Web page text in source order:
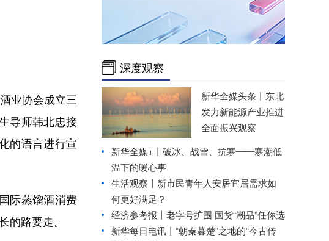
业协会成立三
导师韩北忠接
的语言进行宣
际蒸馏酒消费
的路要走。
深度观察
新华全媒头条丨 东北
发力新能源产业推进
全面振兴观察
新华全媒+丨 破冰、战雪、抗寒——寒潮低
温下的暖心事
生活观察丨新市民青年人安居宜居需求如
何更好满足？
经济参考报丨 老字号扩围 国货“潮品”任你选
新华每日电讯丨 “朝秦暮楚”之地的“今古传